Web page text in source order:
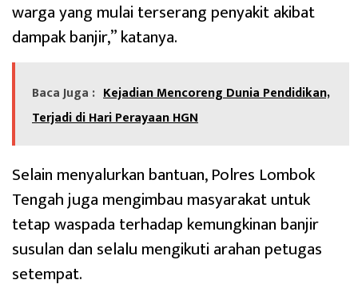
warga yang mulai terserang penyakit akibat
dampak banjir,” katanya.
Baca Juga : Kejadian Mencoreng Dunia Pendidikan,
Terjadi di Hari Perayaan HGN
Selain menyalurkan bantuan, Polres Lombok
Tengah juga mengimbau masyarakat untuk
tetap waspada terhadap kemungkinan banjir
susulan dan selalu mengikuti arahan petugas
setempat.